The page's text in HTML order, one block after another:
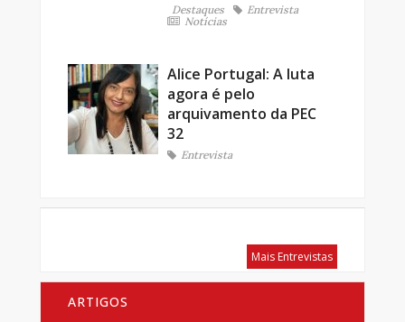
Destaques
Entrevista
Notícias
Alice Portugal: A luta
agora é pelo
arquivamento da PEC
32
Entrevista
Mais Entrevistas
ARTIGOS